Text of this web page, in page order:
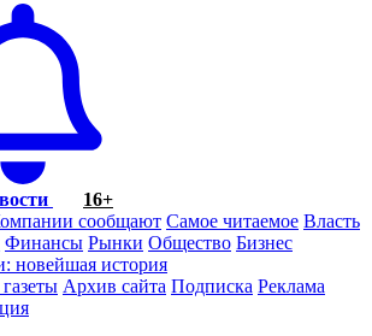
16+
сообщают Самое читаемое Власть
Финансы Рынки Общество Бизнес
новейшая история
Архив сайта Подписка Реклама